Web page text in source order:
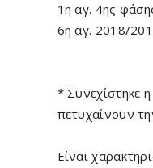
1η αγ. 4ης
6η αγ. 2018/
* Συνεχίστηκε
πετυχαίνουν
Είναι